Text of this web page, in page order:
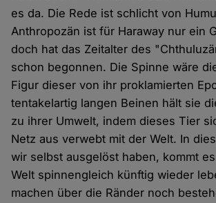
es da. Die Rede ist schlicht von
Anthropozän ist für Haraway nur ein
doch hat das Zeitalter des
schon begonnen. Die Spinne wäre
Figur dieser von ihr proklamierten
tentakelartig langen Beinen hält sie
zu ihrer Umwelt, indem dieses Tier
Netz aus verwebt mit der Welt. In
wir selbst ausgelöst haben, kommt
Welt spinnengleich künftig wieder
machen über die Ränder noch